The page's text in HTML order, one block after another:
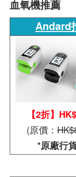
血氧機推薦
Andard
【2折】
(原價：
*原廠行